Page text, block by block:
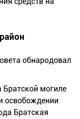
обнародовал
Братской могиле
освобождении
Братская